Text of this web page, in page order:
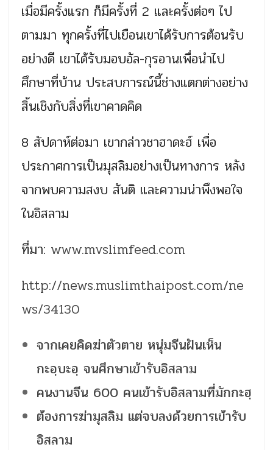
เมื่อมีครั้งแรก ก็มีครั้งที่ 2 และครั้งต่อๆ ไป
ตามมา ทุกครั้งที่ไปเยือนเขาได้รับการต้อนรับ
อย่างดี เขาได้รับมอบอัล-กุรอานเพื่อนำไป
ศึกษาที่บ้าน ประสบการณ์นี้ช่างแตกต่างอย่าง
สิ้นเชิงกับสิ่งที่เขาคาดคิด
8 สัปดาห์ต่อมา เขากล่าวชาฮาดะฮ์ เพื่อ
ประกาศการเป็นมุสลิมอย่างเป็นทางการ หลัง
จากพบความสงบ สันติ และความน่าพึงพอใจ
ในอิสลาม
ที่มา: www.mvslimfeed.com
http://news.muslimthaipost.com/ne
ws/34130
จากเคยคิดฆ่าตัวตาย หนุ่มจีนฝันเห็น
กะอฺบะอฺ จนศึกษาเข้ารับอิสลาม
คนงานจีน 600 คนเข้ารับอิสลามที่มักกะฮฺ
ต้องการฆ่ามุสลิม แต่จบลงด้วยการเข้ารับ
อิสลาม